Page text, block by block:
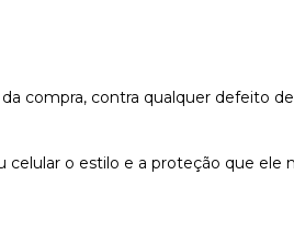
compra, contra qualquer defeito
celular o estilo e a proteção que ele